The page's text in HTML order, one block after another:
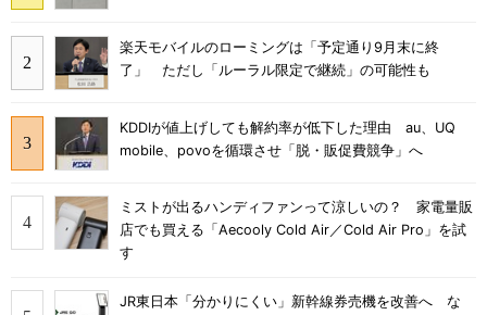
楽天モバイルのローミングは「予定通り9月末に終
了」 ただし「ルーラル限定で継続」の可能性も
KDDIが値上げしても解約率が低下した理由 au、UQ
mobile、povoを循環させ「脱・販促費競争」へ
ミストが出るハンディファンって涼しいの？ 家電量販
店でも買える「Aecooly Cold Air／Cold Air Pro」を試
す
JR東日本「分かりにくい」新幹線券売機を改善へ な